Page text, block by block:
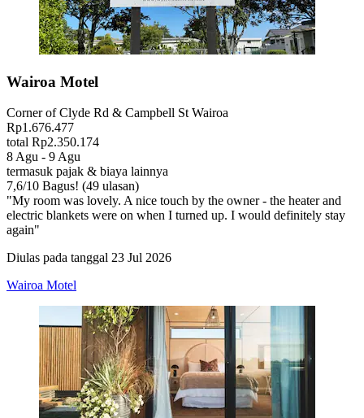
Wairoa Motel
Corner of Clyde Rd & Campbell St Wairoa
Rp1.676.477
total Rp2.350.174
8 Agu - 9 Agu
termasuk pajak & biaya lainnya
7,6/10 Bagus! (49 ulasan)
"My room was lovely. A nice touch by the owner - the heater and
electric blankets were on when I turned up. I would definitely stay
again"
Diulas pada tanggal 23 Jul 2026
Wairoa Motel